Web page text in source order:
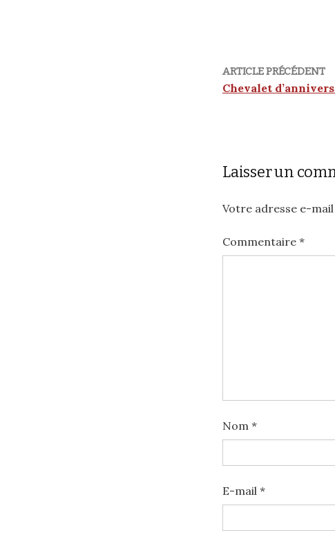
ARTICLE PRÉCÉDENT
Chevalet
Laisser un
Votre adresse e-
Commentaire *
Nom *
E-mail *